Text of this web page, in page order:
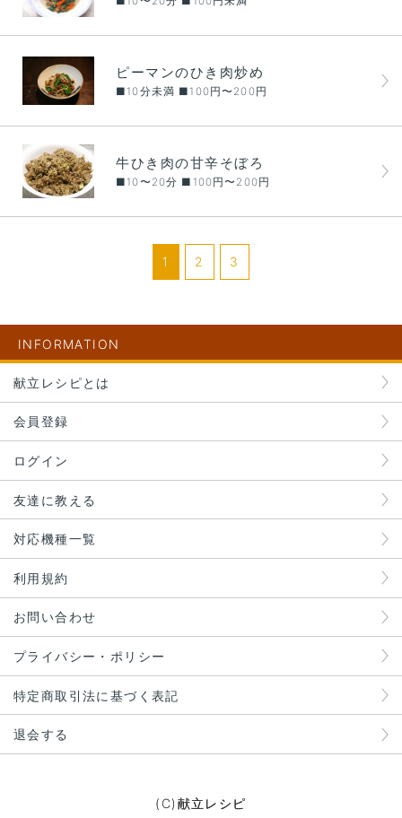
ピーマンのひき肉炒め
■10分未満 ■100円〜200円
牛ひき肉の甘辛そぼろ
■10〜20分 ■100円〜200円
1 2 3
INFORMATION
献立レシピとは
会員登録
ログイン
友達に教える
対応機種一覧
利用規約
お問い合わせ
プライバシー・ポリシー
特定商取引法に基づく表記
退会する
(C)献立レシピ